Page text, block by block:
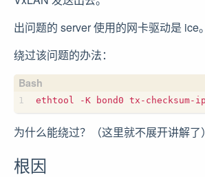
出问题的 server 使用的网卡驱动是 ice。
绕过该问题的办法：
为什么能绕过？（这里就不展开讲解了）
根因